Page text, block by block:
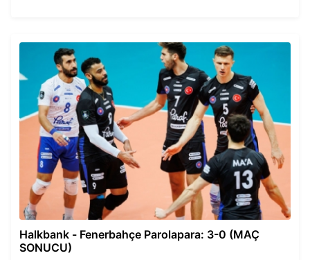
Halkbank - Fenerbahçe Parolapara: 3-0 (MAÇ
SONUCU)